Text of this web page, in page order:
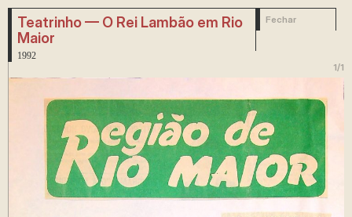
Teatrinho — O Rei Lambão em Rio
Maior
1992
Fechar
1/1